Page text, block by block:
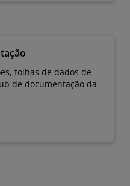
folhas de dados de
de documentação da